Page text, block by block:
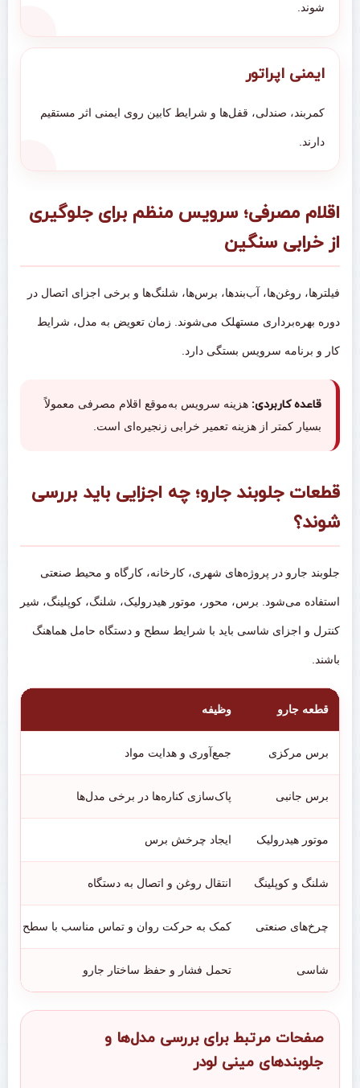
شوند.
ایمنی اپراتور
کمربند، صندلی، قفل‌ها و شرایط کابین روی ایمنی اثر مستقیم
دارند.
اقلام مصرفی؛ سرویس منظم برای جلوگیری
از خرابی سنگین
فیلترها، روغن‌ها، آب‌بندها، برس‌ها، شلنگ‌ها و برخی اجزای اتصال در
دوره بهره‌برداری مستهلک می‌شوند. زمان تعویض به مدل، شرایط
کار و برنامه سرویس بستگی دارد.
قاعده کاربردی: هزینه سرویس به‌موقع اقلام مصرفی معمولاً
بسیار کمتر از هزینه تعمیر خرابی زنجیره‌ای است.
قطعات جلوبند جارو؛ چه اجزایی باید بررسی
شوند؟
جلوبند جارو در پروژه‌های شهری، کارخانه، کارگاه و محیط صنعتی
استفاده می‌شود. برس، محور، موتور هیدرولیک، شلنگ، کوپلینگ، شیر
کنترل و اجزای شاسی باید با شرایط سطح و دستگاه حامل هماهنگ
باشند.
قطعه جارو وظیفه
برس مرکزی جمع‌آوری و هدایت مواد
برس جانبی پاک‌سازی کناره‌ها در برخی مدل‌ها
موتور هیدرولیک ایجاد چرخش برس
شلنگ و کوپلینگ انتقال روغن و اتصال به دستگاه
چرخ‌های صنعتی کمک به حرکت روان و تماس مناسب با سطح
شاسی تحمل فشار و حفظ ساختار جارو
صفحات مرتبط برای بررسی مدل‌ها و
جلوبندهای مینی لودر